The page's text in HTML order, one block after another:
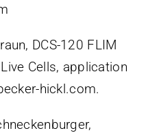
DCS-120 FLIM
Cells, application
hickl.com.